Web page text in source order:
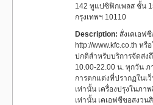
142 ทูแปซิฟิกเพลส ชั้น
กรุงเทพฯ 10110
Description: สั่งเคเอฟ
http://www.kfc.co.th หรื
ปกติสำหรับบริการจัดส่ง
10.00-22.00 น. ทุกวัน
การตกแต่งที่ปรากฏในเ
เท่านั้น เครื่องปรุงในภา
เท่านั้น เคเอฟซีขอสงว